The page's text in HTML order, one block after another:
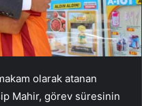
olarak atanan
Mahir, görev süresinin